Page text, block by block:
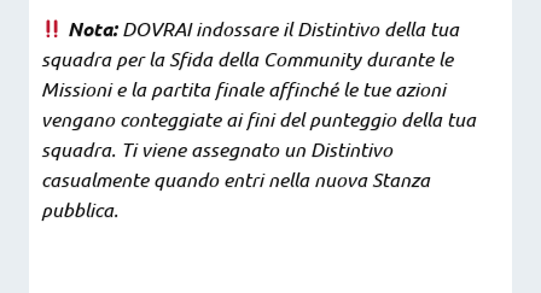
Nota:DOVRAI indossare il Distintivo della tua
squadra per la Sfida della Community durante le
Missioni e la partita finale affinché le tue azioni
vengano conteggiate ai fini del punteggio della tua
squadra. Ti viene assegnato un Distintivo
casualmente quando entri nella nuova Stanza
pubblica.